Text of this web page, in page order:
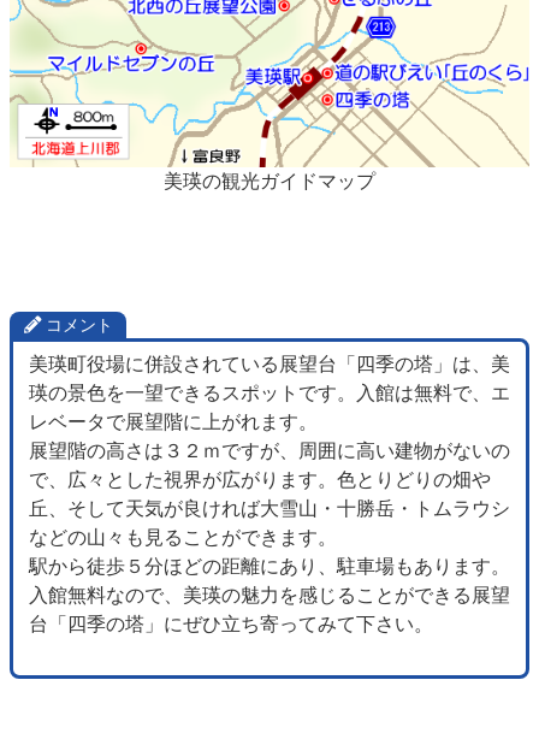
美瑛の観光ガイドマップ
コメント
美瑛町役場に併設されている展望台「四季の塔」は、美
瑛の景色を一望できるスポットです。入館は無料で、エ
レベータで展望階に上がれます。
展望階の高さは３２ｍですが、周囲に高い建物がないの
で、広々とした視界が広がります。色とりどりの畑や
丘、そして天気が良ければ大雪山・十勝岳・トムラウシ
などの山々も見ることができます。
駅から徒歩５分ほどの距離にあり、駐車場もあります。
入館無料なので、美瑛の魅力を感じることができる展望
台「四季の塔」にぜひ立ち寄ってみて下さい。